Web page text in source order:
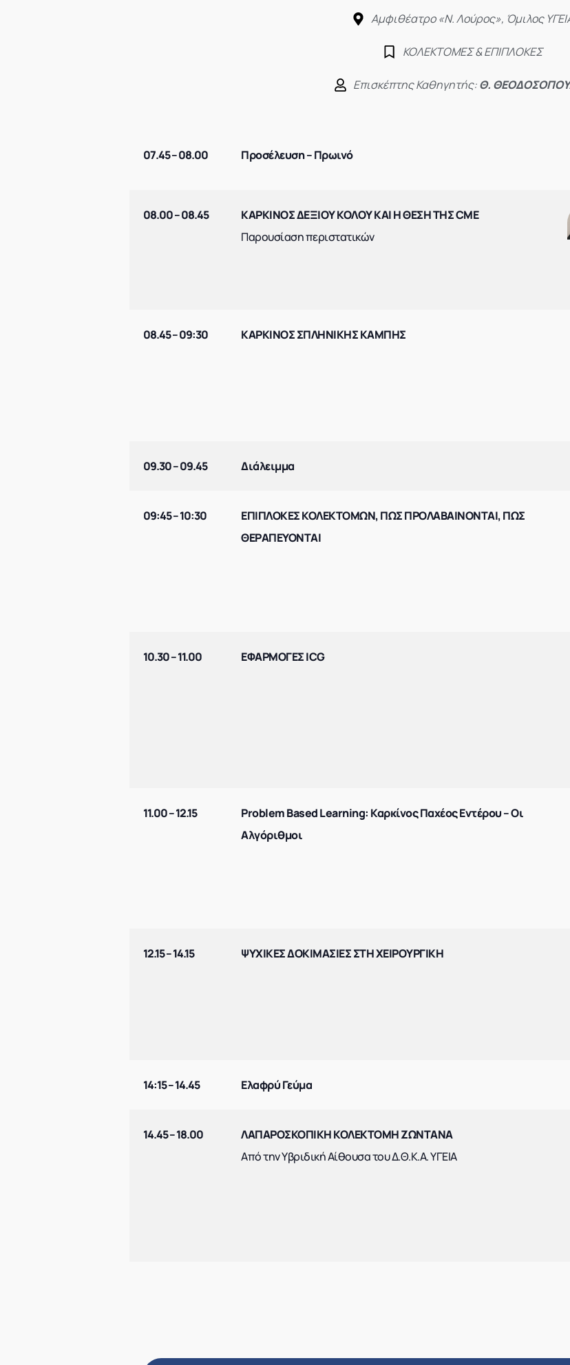
Αμφιθέατρο «Ν. Λούρος», Όμιλος
ΚΟΛΕΚΤΟΜΕΣ & ΕΠΙΠΛΟΚΕΣ
Επισκέπτης Καθηγητής:Θ.
07.45 – 08.00 Προσέλευση – Πρωινό
08.00 – 08.45
ΚΑΡΚΙΝΟΣ ΔΕΞΙΟΥ ΚΟΛΟΥ ΚΑΙ Η ΘΕΣΗ ΤΗΣ CME
Παρουσίαση περιστατικών
08.45 – 09:30 ΚΑΡΚΙΝΟΣ ΣΠΛΗΝΙΚΗΣ ΚΑΜΠΗΣ
09.30 – 09.45 Διάλειμμα
09:45 – 10:30
ΕΠΙΠΛΟΚΕΣ ΚΟΛΕΚΤΟΜΩΝ, ΠΩΣ ΠΡΟΛΑΒΑΙΝΟΝΤΑΙ, ΠΩΣ
ΘΕΡΑΠΕΥΟΝΤΑΙ
10.30 – 11.00 ΕΦΑΡΜΟΓΕΣ ICG
11.00 – 12.15
Problem Based Learning: Καρκίνος Παχέος Εντέρου – Οι
Αλγόριθμοι
12.15 – 14.15 ΨΥΧΙΚΕΣ ΔΟΚΙΜΑΣΙΕΣ ΣΤΗ ΧΕΙΡΟΥΡΓΙΚΗ
14:15 – 14.45 Ελαφρύ Γεύμα
14.45 – 18.00
ΛΑΠΑΡΟΣΚΟΠΙΚΗ ΚΟΛΕΚΤΟΜΗ ΖΩΝΤΑΝΑ
Από την Υβριδική Αίθουσα του Δ.Θ.Κ.Α. ΥΓΕΙΑ